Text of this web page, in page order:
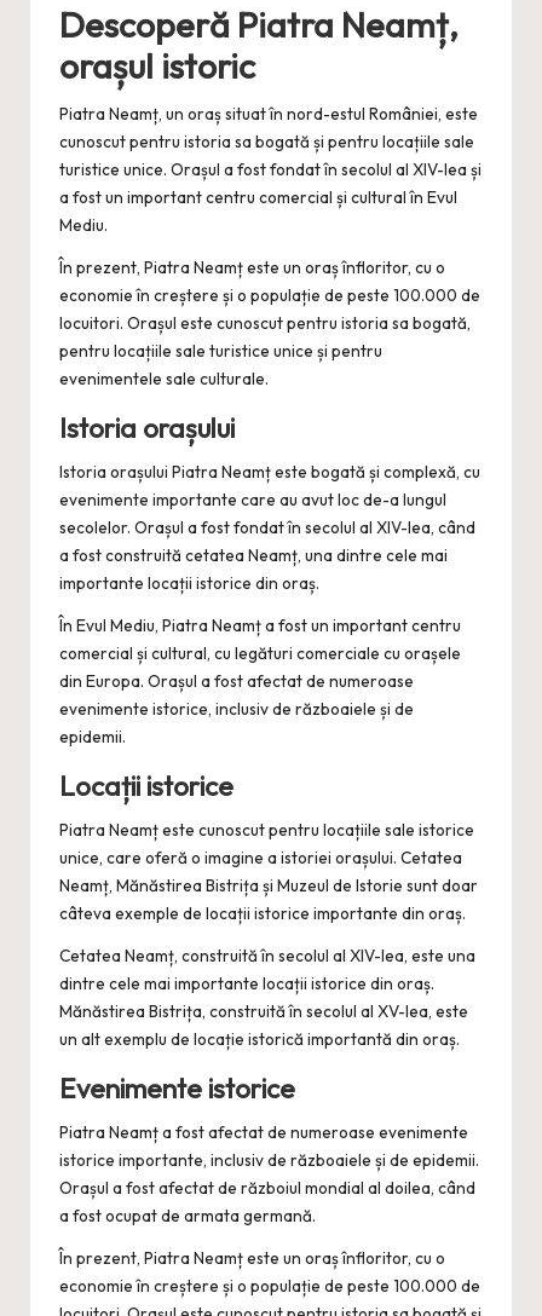
Descoperă Piatra Neamț,
orașul istoric
Piatra Neamț, un oraș situat în nord-estul României, este
cunoscut pentru istoria sa bogată și pentru locațiile sale
turistice unice. Orașul a fost fondat în secolul al XIV-lea și
a fost un important centru comercial și cultural în Evul
Mediu.
În prezent, Piatra Neamț este un oraș înfloritor, cu o
economie în creștere și o populație de peste 100.000 de
locuitori. Orașul este cunoscut pentru istoria sa bogată,
pentru locațiile sale turistice unice și pentru
evenimentele sale culturale.
Istoria orașului
Istoria orașului Piatra Neamț este bogată și complexă, cu
evenimente importante care au avut loc de-a lungul
secolelor. Orașul a fost fondat în secolul al XIV-lea, când
a fost construită cetatea Neamț, una dintre cele mai
importante locații istorice din oraș.
În Evul Mediu, Piatra Neamț a fost un important centru
comercial și cultural, cu legături comerciale cu orașele
din Europa. Orașul a fost afectat de numeroase
evenimente istorice, inclusiv de războaiele și de
epidemii.
Locații istorice
Piatra Neamț este cunoscut pentru locațiile sale istorice
unice, care oferă o imagine a istoriei orașului. Cetatea
Neamț, Mănăstirea Bistrița și Muzeul de Istorie sunt doar
câteva exemple de locații istorice importante din oraș.
Cetatea Neamț, construită în secolul al XIV-lea, este una
dintre cele mai importante locații istorice din oraș.
Mănăstirea Bistrița, construită în secolul al XV-lea, este
un alt exemplu de locație istorică importantă din oraș.
Evenimente istorice
Piatra Neamț a fost afectat de numeroase evenimente
istorice importante, inclusiv de războaiele și de epidemii.
Orașul a fost afectat de războiul mondial al doilea, când
a fost ocupat de armata germană.
În prezent, Piatra Neamț este un oraș înfloritor, cu o
economie în creștere și o populație de peste 100.000 de